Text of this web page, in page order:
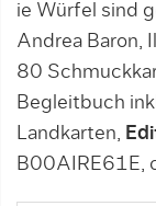
ie Würfel sind
Andrea Baron,
80
Begleitbuch
Landkarten,
B00AIRE61E,